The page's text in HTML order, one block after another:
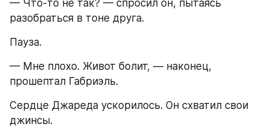
— Что-то не так? — спросил он, пытаясь
разобраться в тоне друга.
Пауза.
— Мне плохо. Живот болит, — наконец,
прошептал Габриэль.
Сердце Джареда ускорилось. Он схватил свои
джинсы.